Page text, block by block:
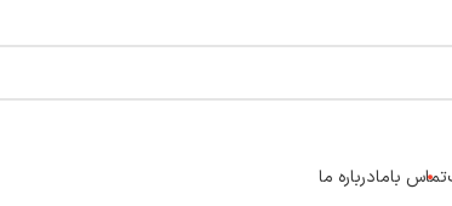
تماس بامادرباره ما